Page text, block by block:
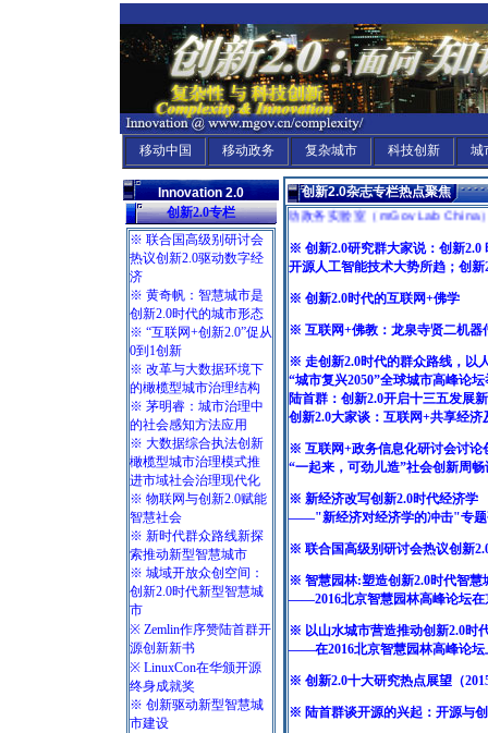
移动中国 移动政务 复杂城市 科技创新 城
Innovation 2.0
创新2.0专栏
※ 联合国高级别研讨会
热议创新2.0驱动数字经
济
※ 黄奇帆：智慧城市是
创新2.0时代的城市形态
※ “互联网+创新2.0”促从
0到1创新
※ 改革与大数据环境下
的橄榄型城市治理结构
※ 茅明睿：城市治理中
的社会感知方法应用
※ 大数据综合执法创新
橄榄型城市治理模式推
进市域社会治理现代化
※ 物联网与创新2.0赋能
智慧社会
※ 新时代群众路线新探
索推动新型智慧城市
※ 城域开放众创空间：
创新2.0时代新型智慧城
市
※ Zemlin作序赞陆首群开
源创新新书
※ LinuxCon在华颁开源
终身成就奖
※ 创新驱动新型智慧城
市建设
创新2.0杂志专栏热点聚焦
移动政务实验室（mGov Lab China）开设创新2.0
※ 创新2.0研究群大家说：创新2.0
开源人工智能技术大势所趋；创
※ 创新2.0时代的互联网+佛学
※ 互联网+佛教：龙泉寺贤二机器
※ 走创新2.0时代的群众路线，以
“城市复兴2050”全球城市高峰论
陆首群：创新2.0开启十三五发展
创新2.0大家谈：互联网+共享经济
※ 互联网+政务信息化研讨会讨论
“一起来，可劲儿造”社会创新周
※ 新经济改写创新2.0时代经济学
——"新经济对经济学的冲击"专题
※ 联合国高级别研讨会热议创新
※ 智慧园林:塑造创新2.0时代智慧
——2016北京智慧园林高峰论坛在
※ 以山水城市营造推动创新2.0时
——在2016北京智慧园林高峰论坛
※ 创新2.0十大研究热点展望（
※ 陆首群谈开源的兴起：开源与